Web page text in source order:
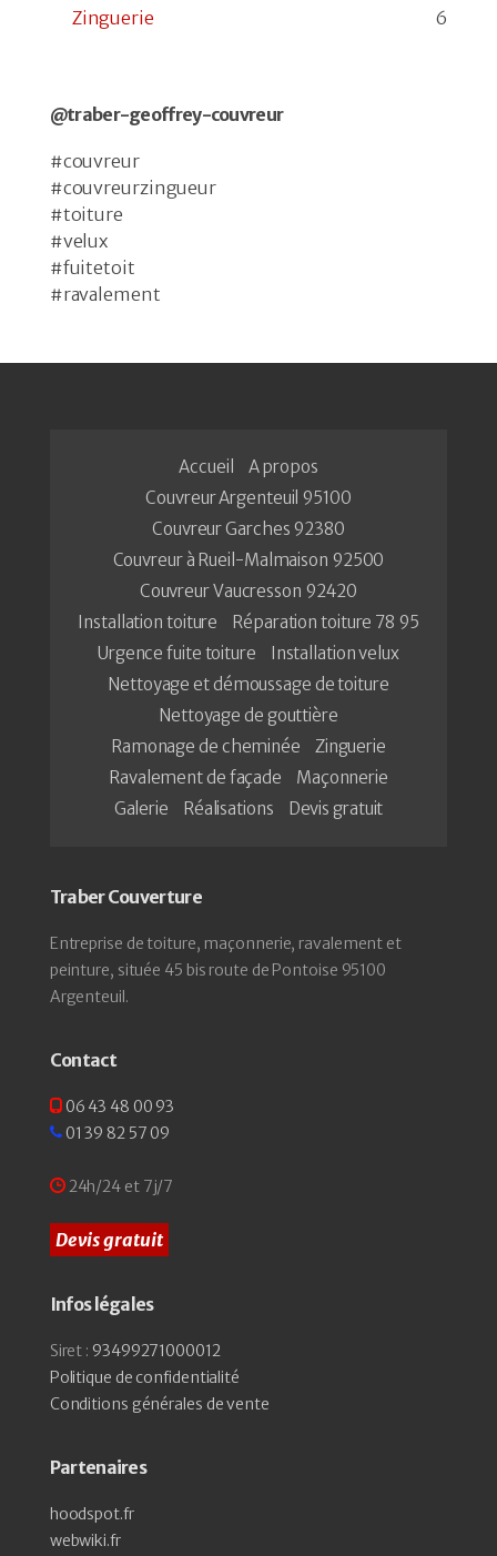
Zinguerie 6
@traber-geoffrey-couvreur
#couvreur
#couvreurzingueur
#toiture
#velux
#fuitetoit
#ravalement
Accueil
A propos
Couvreur Argenteuil 95100
Couvreur Garches 92380
Couvreur à Rueil-Malmaison 92500
Couvreur Vaucresson 92420
Installation toiture
Réparation toiture 78 95
Urgence fuite toiture
Installation velux
Nettoyage et démoussage de toiture
Nettoyage de gouttière
Ramonage de cheminée
Zinguerie
Ravalement de façade
Maçonnerie
Galerie
Réalisations Devis gratuit
Traber Couverture
Entreprise de toiture, maçonnerie, ravalement et
peinture, située 45 bis route de Pontoise 95100
Argenteuil.
Contact
06 43 48 00 93
01 39 82 57 09
24h/24 et 7j/7
Devis gratuit
Infos légales
Siret : 93499271000012
Politique de confidentialité
Conditions générales de vente
Partenaires
hoodspot.fr
webwiki.fr